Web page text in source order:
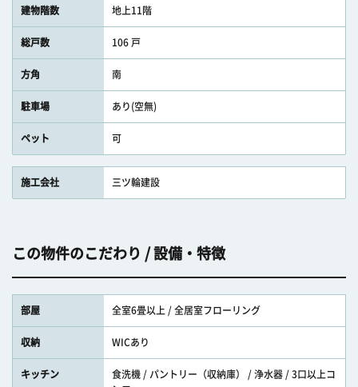
建物階数 地上11階
総戸数 106 戸
方角 南
駐車場 あり(空無)
ペット 可
施工会社 三ツ輪建設
この物件のこだわり / 設備・特徴
部屋 全室6畳以上 / 全居室フローリング
収納 WICあり
キッチン
食洗機 / パントリー（収納庫） / 浄水器 / 3口以上コ